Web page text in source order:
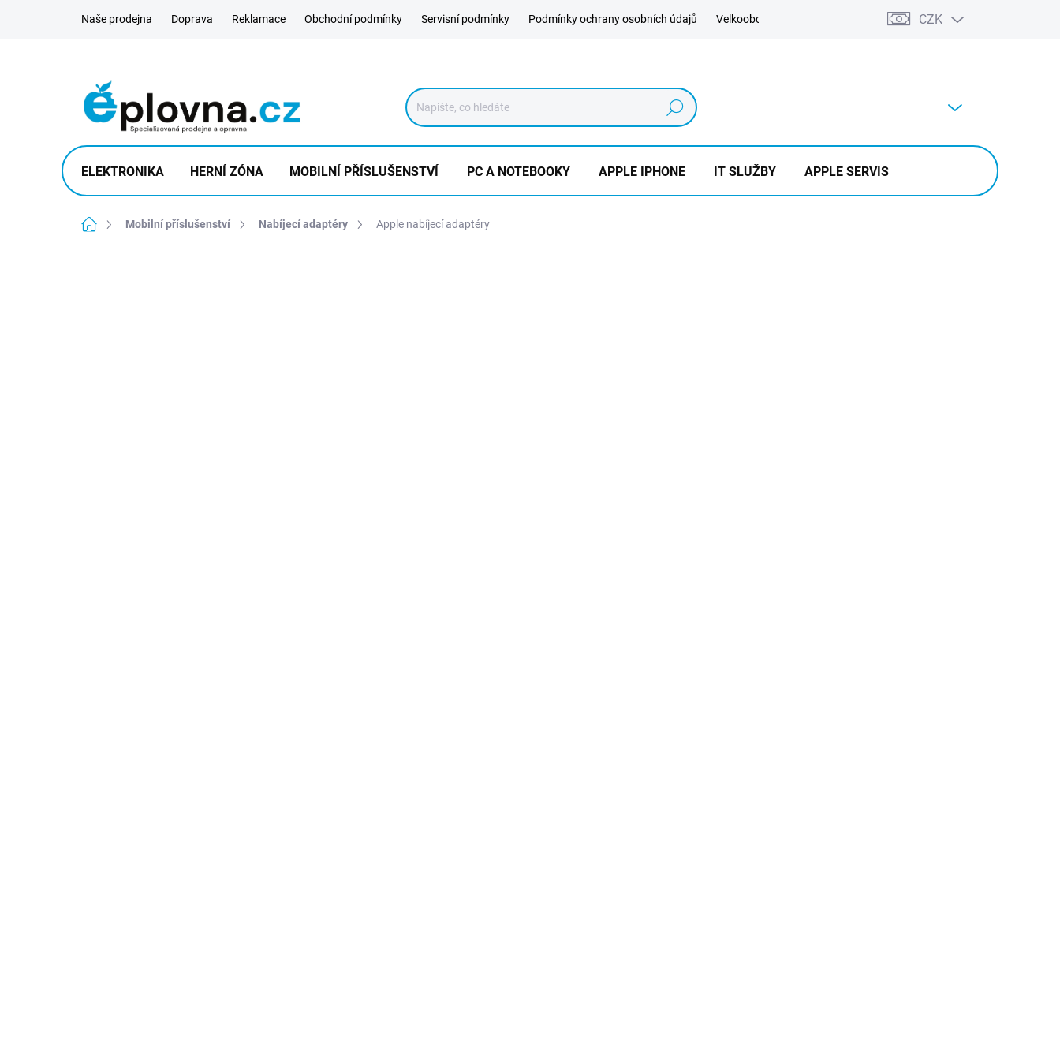
Naše prodejna Doprava Reklamace Obchodní podmínky Servisní podmínky Podmínky ochrany osobních údajů Velkoobchod Výkup CZK
Hledat
ELEKTRONIKA HERNÍ ZÓNA MOBILNÍ PŘÍSLUŠENSTVÍ PC A NOTEBOOKY APPLE IPHONE IT SLUŽBY APPLE SERVIS
Domů Mobilní příslušenství Nabíjecí adaptéry Apple nabíjecí adaptéry